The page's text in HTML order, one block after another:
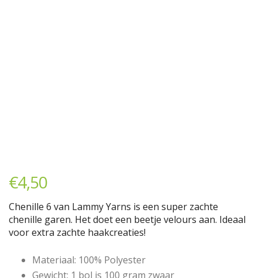
€4,50
Chenille 6 van Lammy Yarns is een super zachte
chenille garen. Het doet een beetje velours aan. Ideaal
voor extra zachte haakcreaties!
Materiaal: 100% Polyester
Gewicht: 1 bol is 100 gram zwaar